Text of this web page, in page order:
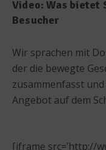
Video: Was bietet
Besucher
Wir sprachen mit
der die bewegte
zusammenfasst
Angebot auf dem
[iframe src=’http://